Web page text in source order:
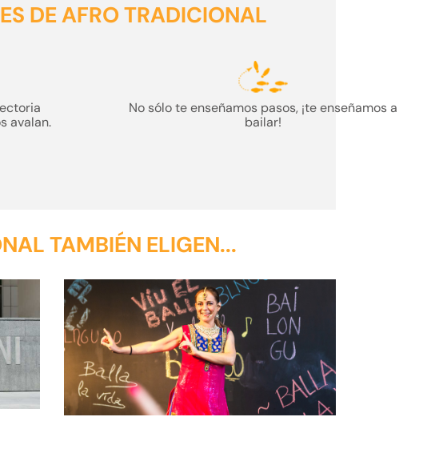
DE AFRO TRADICIONAL
avalan.
No sólo te enseñamos pasos, ¡te enseñamos a
bailar!
TAMBIÉN ELIGEN...